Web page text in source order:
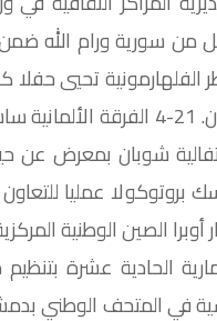
في كل من سورية ورام الله
في اللاذقية. 20 -4 أوركسترا قطر
نادر عباسي على مسرح الأوبرا بدار الأسد
الصين الوطنية
الحادية عشرة